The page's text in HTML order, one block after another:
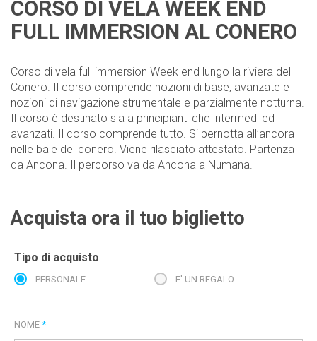
CORSO DI VELA WEEK END
FULL IMMERSION AL CONERO
Corso di vela full immersion Week end lungo la riviera del
Conero. Il corso comprende nozioni di base, avanzate e
nozioni di navigazione strumentale e parzialmente notturna.
Il corso è destinato sia a principianti che intermedi ed
avanzati. Il corso comprende tutto. Si pernotta all’ancora
nelle baie del conero. Viene rilasciato attestato. Partenza
da Ancona. Il percorso va da Ancona a Numana.
Acquista ora il tuo biglietto
Tipo di acquisto
PERSONALE E' UN REGALO
NOME *